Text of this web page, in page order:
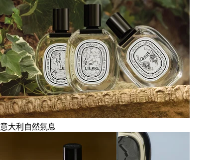
意大利自然氣息